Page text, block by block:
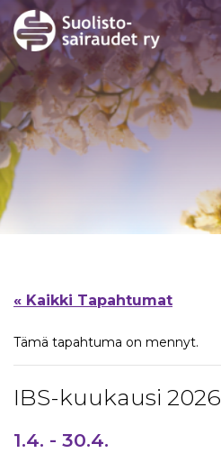
« Kaikki Tapahtumat
Tämä tapahtuma on mennyt.
IBS-kuukausi 2026
1.4. - 30.4.